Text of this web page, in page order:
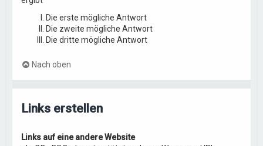
Die erste mögliche Antwort
Die zweite mögliche Antwort
Die dritte mögliche Antwort
Nach oben
Links erstellen
Links auf eine andere Website